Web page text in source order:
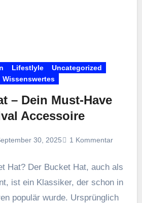
Lifestlyle
Uncategorized
Wissenswertes
– Dein Must-Have
Accessoire
30, 2025 1 Kommentar
Hat? Der Bucket Hat, auch als
ist ein Klassiker, der schon in
populär wurde. Ursprünglich